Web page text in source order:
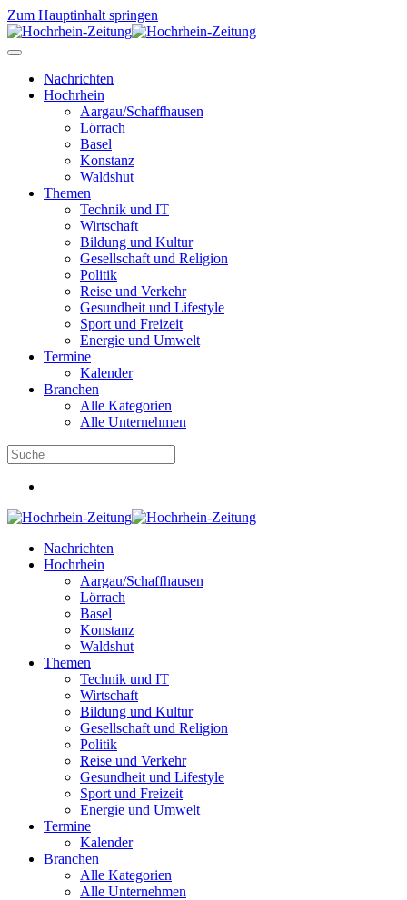
Zum Hauptinhalt springen
Nachrichten
Hochrhein
Aargau/Schaffhausen
Lörrach
Basel
Konstanz
Waldshut
Themen
Technik und IT
Wirtschaft
Bildung und Kultur
Gesellschaft und Religion
Politik
Reise und Verkehr
Gesundheit und Lifestyle
Sport und Freizeit
Energie und Umwelt
Termine
Kalender
Branchen
Alle Kategorien
Alle Unternehmen
Nachrichten
Hochrhein
Aargau/Schaffhausen
Lörrach
Basel
Konstanz
Waldshut
Themen
Technik und IT
Wirtschaft
Bildung und Kultur
Gesellschaft und Religion
Politik
Reise und Verkehr
Gesundheit und Lifestyle
Sport und Freizeit
Energie und Umwelt
Termine
Kalender
Branchen
Alle Kategorien
Alle Unternehmen